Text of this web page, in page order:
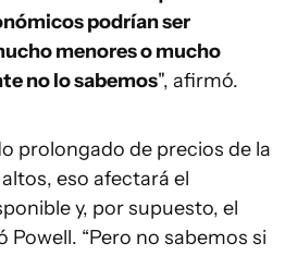
podrían ser
menores o mucho
no lo sabemos", afirmó.
prolongado de precios de la
eso afectará el
y, por supuesto, el
Powell. “Pero no sabemos si